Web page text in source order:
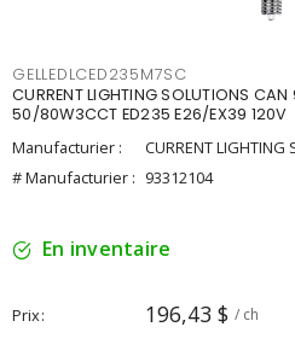
GELLEDLCED235M7SC
CURRENT LIGHTING SOLUTIONS CAN
50/80W3CCT ED235 E26/EX39 120V
Manufacturier :
CURRENT LIGHTING
# Manufacturier : 93312104
En inventaire
Prix 196,43 $ / ch